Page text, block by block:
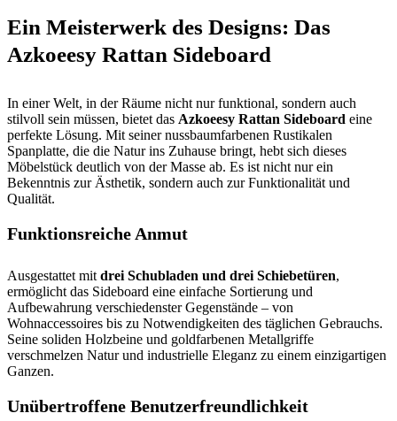
Ein Meisterwerk des Designs: Das
Azkoeesy Rattan Sideboard
In einer Welt, in der Räume nicht nur funktional, sondern auch
stilvoll sein müssen, bietet das Azkoeesy Rattan Sideboard eine
perfekte Lösung. Mit seiner nussbaumfarbenen Rustikalen
Spanplatte, die die Natur ins Zuhause bringt, hebt sich dieses
Möbelstück deutlich von der Masse ab. Es ist nicht nur ein
Bekenntnis zur Ästhetik, sondern auch zur Funktionalität und
Qualität.
Funktionsreiche Anmut
Ausgestattet mit drei Schubladen und drei Schiebetüren,
ermöglicht das Sideboard eine einfache Sortierung und
Aufbewahrung verschiedenster Gegenstände – von
Wohnaccessoires bis zu Notwendigkeiten des täglichen Gebrauchs.
Seine soliden Holzbeine und goldfarbenen Metallgriffe
verschmelzen Natur und industrielle Eleganz zu einem einzigartigen
Ganzen.
Unübertroffene Benutzerfreundlichkeit